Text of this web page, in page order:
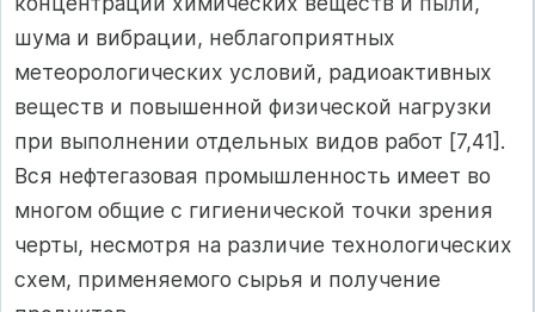
шума и вибрации, неблагоприятных
метеорологических условий, радиоактивных
веществ и повышенной физической нагрузки
при выполнении отдельных видов работ [7,41].
Вся нефтегазовая промышленность имеет во
многом общие с гигиенической точки зрения
черты, несмотря на различие технологических
схем, применяемого сырья и получение